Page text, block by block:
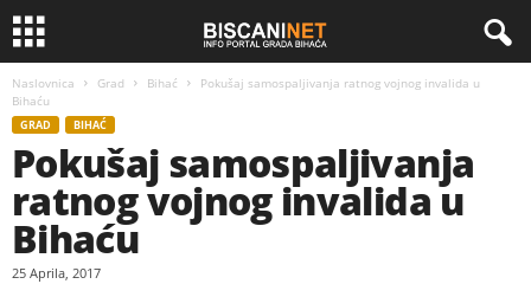
Naslovnica Grad Bihać
Pokušaj samospaljivanja ratnog vojnog invalida u
Bihaću
GRAD BIHAĆ
Pokušaj samospaljivanja
ratnog vojnog invalida u
Bihaću
25 Aprila, 2017